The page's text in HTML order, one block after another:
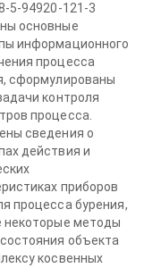
5-94920-121-3
основные
информационного
процесса
сформулированы
контроля
процесса.
сведения о
действия и
приборов
процесса бурения,
некоторые методы
объекта
косвенных